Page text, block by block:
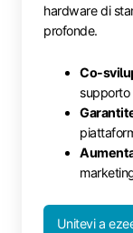
hardware di
profonde.
Co-
supporto
Unitevi a